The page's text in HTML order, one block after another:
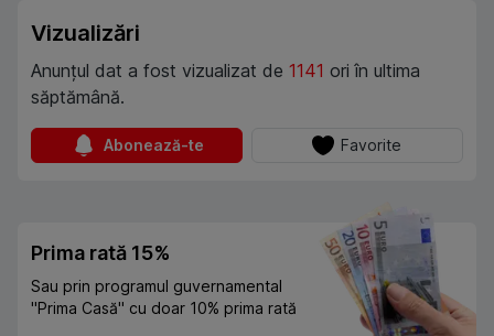
Vizualizări
Anunțul dat a fost vizualizat de 1141 ori în ultima
săptămână.
Abonează-te Favorite
Prima rată 15%
Sau prin programul guvernamental
"Prima Casă" cu doar 10% prima rată